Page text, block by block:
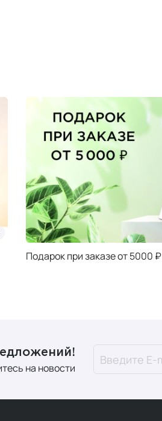
Подарок при заказе от 5000 ₽
на новости